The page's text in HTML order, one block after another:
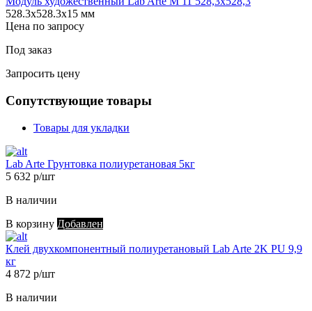
528.3х528.3х15 мм
Цена по запросу
Под заказ
Запросить цену
Сопутствующие товары
Товары для укладки
Lab Arte Грунтовка полиуретановая 5кг
5 632 р/шт
В наличии
В корзину Добавлен
Клей двухкомпонентный полиуретановый Lab Arte 2K PU 9,9
кг
4 872 р/шт
В наличии